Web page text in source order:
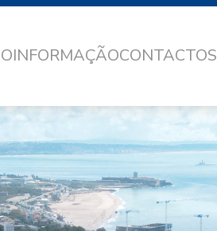
INFORMAÇÃOCONTACTOS